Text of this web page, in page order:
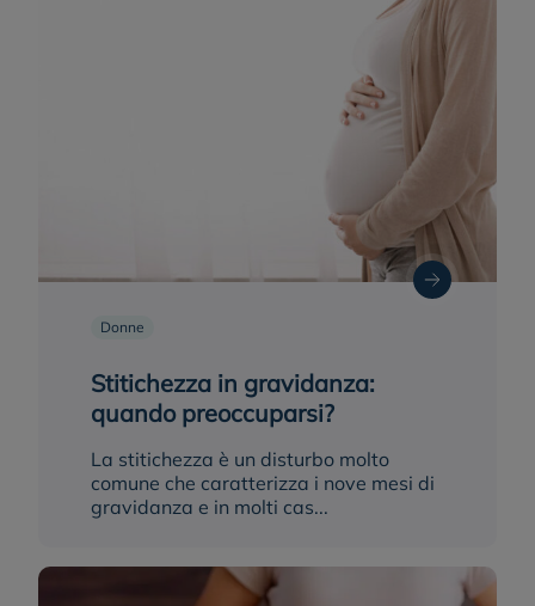
Donne
Stitichezza in gravidanza:
quando preoccuparsi?
La stitichezza è un disturbo molto
comune che caratterizza i nove mesi di
gravidanza e in molti cas...